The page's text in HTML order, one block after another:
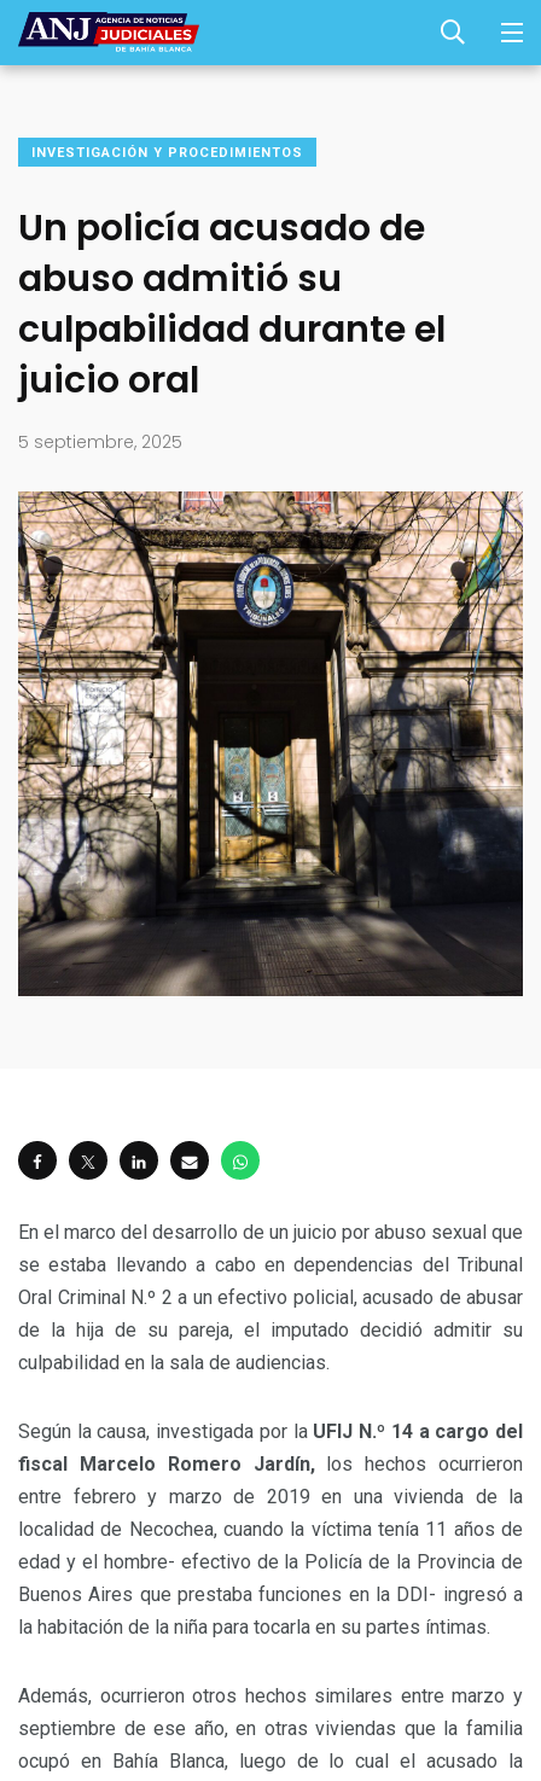
INVESTIGACIÓN Y PROCEDIMIENTOS
Un policía acusado de
abuso admitió su
culpabilidad durante el
juicio oral
5 septiembre, 2025
En el marco del desarrollo de un juicio por abuso sexual que
se estaba llevando a cabo en dependencias del Tribunal
Oral Criminal N.º 2 a un efectivo policial, acusado de abusar
de la hija de su pareja, el imputado decidió admitir su
culpabilidad en la sala de audiencias.
Según la causa, investigada por la UFIJ N.º 14 a cargo del
fiscal Marcelo Romero Jardín, los hechos ocurrieron
entre febrero y marzo de 2019 en una vivienda de la
localidad de Necochea, cuando la víctima tenía 11 años de
edad y el hombre- efectivo de la Policía de la Provincia de
Buenos Aires que prestaba funciones en la DDI- ingresó a
la habitación de la niña para tocarla en su partes íntimas.
Además, ocurrieron otros hechos similares entre marzo y
septiembre de ese año, en otras viviendas que la familia
ocupó en Bahía Blanca, luego de lo cual el acusado la